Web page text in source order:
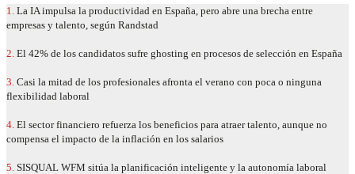
1. La IA impulsa la productividad en España, pero abre una brecha entre
empresas y talento, según Randstad
2. El 42% de los candidatos sufre ghosting en procesos de selección en España
3. Casi la mitad de los profesionales afronta el verano con poca o ninguna
flexibilidad laboral
4. El sector financiero refuerza los beneficios para atraer talento, aunque no
compensa el impacto de la inflación en los salarios
5. SISQUAL WFM sitúa la planificación inteligente y la autonomía laboral